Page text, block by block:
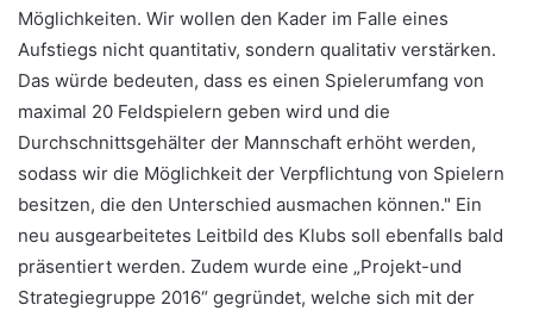
Möglichkeiten. Wir wollen den Kader im Falle eines
Aufstiegs nicht quantitativ, sondern qualitativ verstärken.
Das würde bedeuten, dass es einen Spielerumfang von
maximal 20 Feldspielern geben wird und die
Durchschnittsgehälter der Mannschaft erhöht werden,
sodass wir die Möglichkeit der Verpflichtung von Spielern
besitzen, die den Unterschied ausmachen können." Ein
neu ausgearbeitetes Leitbild des Klubs soll ebenfalls bald
präsentiert werden. Zudem wurde eine „Projekt-und
Strategiegruppe 2016“ gegründet, welche sich mit der